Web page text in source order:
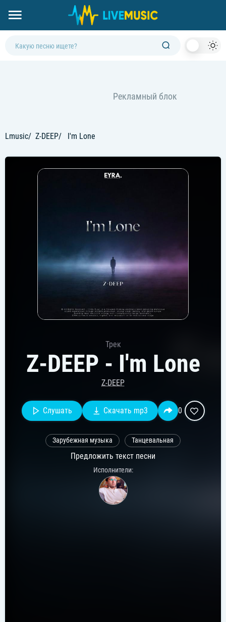
Lmusic Z-DEEP I'm Lone
Трек
Z-DEEP - I'm Lone
Z-DEEP
Слушать Скачать mp3 0
Зарубежная музыка Танцевальная
Предложить текст песни
Исполнители: